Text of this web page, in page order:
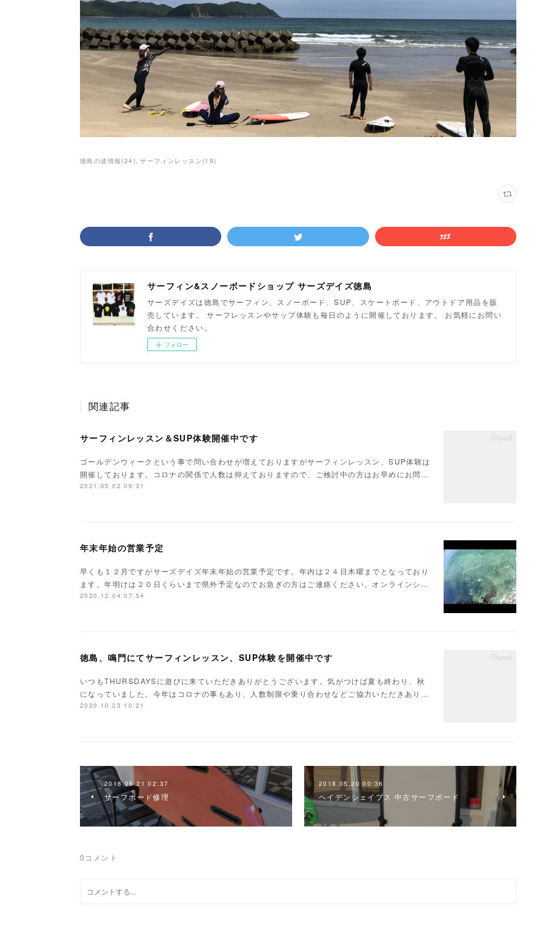
徳島の波情報(24 ) サーフィンレッスン(19)
サーフィン&スノーボードショップ サーズデイズ徳島
サーズデイズは徳島でサーフィン、スノーボード、SUP、スケートボード、アウトドア用品を販
売しています。 サーフレッスンやサップ体験も毎日のように開催しております。 お気軽にお問い
合わせください。
フォロー
関連記事
サーフィンレッスン＆SUP体験開催中です
ゴールデンウィークという事で問い合わせが増えておりますがサーフィンレッスン、SUP体験は
開催しております。コロナの関係で人数は抑えておりますので、ご検討中の方はお早めにお問…
2021.05.02 09:31
年末年始の営業予定
早くも１２月ですがサーズデイズ年末年始の営業予定です。年内は２４日木曜までとなっており
ます。年明けは２０日くらいまで県外予定なのでお急ぎの方はご連絡ください。オンラインシ…
2020.12.04 07:54
徳島、鳴門にてサーフィンレッスン、SUP体験を開催中です
いつもTHURSDAYSに遊びに来ていただきありがとうございます。気がつけば夏も終わり、秋
になっていました。今年はコロナの事もあり、人数制限や乗り合わせなどご協力いただきあり…
2020.10.23 10:21
2018.05.21 02:37
サーフボード修理
2018.05.20 00:36
ヘイデンシェイプス 中古サーフボード
0 コメント